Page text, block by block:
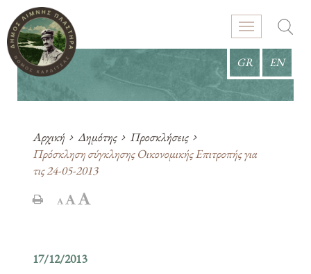
GR EN
Αρχική Δημότης
Προσκλήσεις
Πρόσκληση σύγκλησης Οικονομικής Επιτροπής για
τις 24-05-2013
17/12/2013